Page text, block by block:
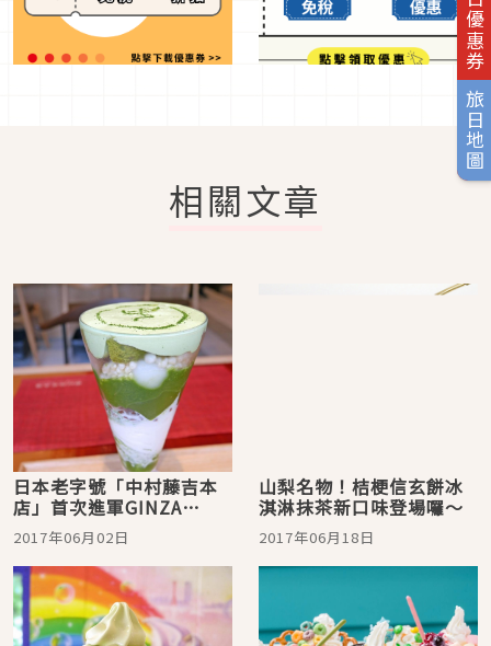
旅日地圖
相關文章
日本老字號「中村藤吉本
店」首次進軍GINZA
SIX！限定抹茶百匯冰淇淋
超美味！
2017年06月02日
山梨名物！桔梗信玄餅冰
淇淋抹茶新口味登場囉～
2017年06月18日